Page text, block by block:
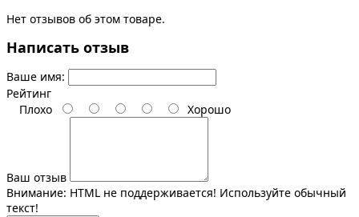
Нет отзывов об этом товаре.
Написать отзыв
Ваше имя:
Рейтинг
Плохо
Хорошо
Ваш отзыв
Внимание: HTML не поддерживается! Используйте обычный
текст!